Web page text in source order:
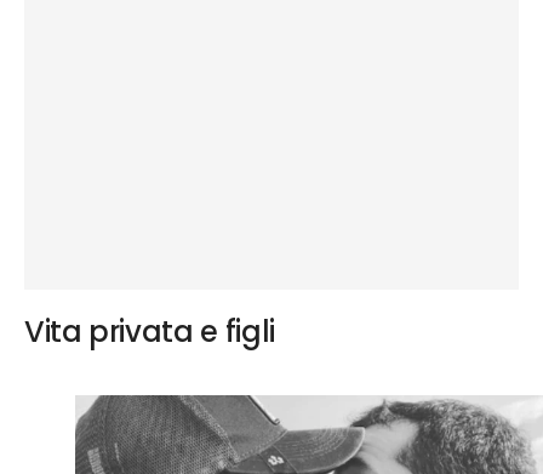
Vita privata e figli